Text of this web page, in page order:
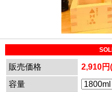
販売価格
2,910円
容量